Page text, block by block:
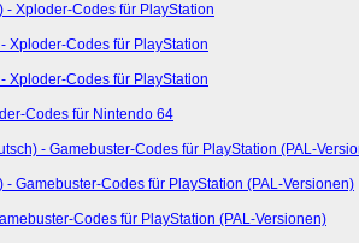
- Xploder-Codes für PlayStation
Xploder-Codes für PlayStation
Xploder-Codes für PlayStation
Codes für Nintendo 64
- Gamebuster-Codes für PlayStation (PAL-
Gamebuster-Codes für PlayStation (PAL-Versionen)
Codes für PlayStation (PAL-Versionen)